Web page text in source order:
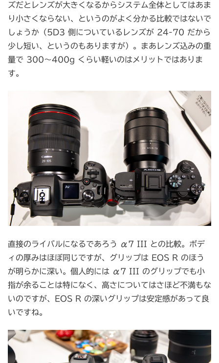
ズだとレンズが大きくなるからシステム全体としてはあま
り小さくならない、というのがよく分かる比較ではないで
しょうか（5D3 側についているレンズが 24-70 だから
少し短い、というのもありますが）。まあレンズ込みの重
量で 300～400g くらい軽いのはメリットではありま
す。
直接のライバルになるであろう α7 III との比較。ボデ
ィの厚みはほぼ同じですが、グリップは EOS R のほう
が明らかに深い。個人的には α7 III のグリップでも小
指が余ることは特になく、高さについてはさほど不満もな
いのですが、EOS R の深いグリップは安定感があって良
いですね。